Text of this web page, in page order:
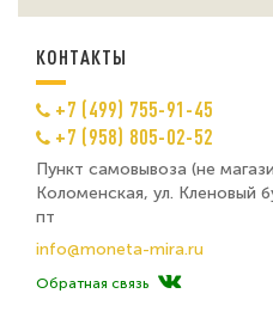
КОНТАКТЫ
+7 (499) 755-91-45
+7 (958) 805-02-52
Пункт самовывоза (не
Коломенская, ул. Кленовый
пт
info@moneta-mira.ru
Обратная связь